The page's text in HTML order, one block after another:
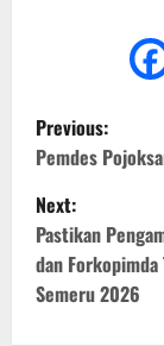
P
o
s
t
n
Previous:
Pemdes
Next:
Pastikan
dan
Semeru 2026